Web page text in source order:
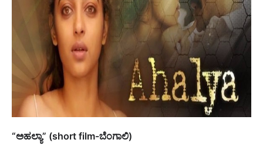
“ಅಹಲ್ಯಾ” (short film-ಬೆಂಗಾಲಿ)